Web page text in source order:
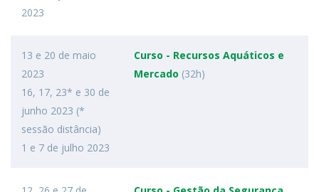
2023
13 e 20 de maio
2023
16, 17, 23* e 30 de
junho 2023 (*
sessão distância)
1 e 7 de julho 2023
Curso - Recursos Aquáticos e
Mercado (32h)